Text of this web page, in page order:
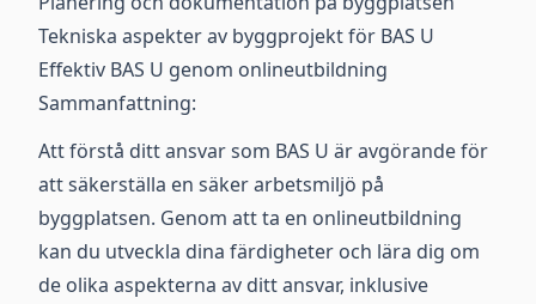
Tekniska aspekter av byggprojekt för BAS U
Effektiv BAS U genom onlineutbildning
Sammanfattning:
Att förstå ditt ansvar som BAS U är avgörande för
att säkerställa en säker arbetsmiljö på
byggplatsen. Genom att ta en onlineutbildning
kan du utveckla dina färdigheter och lära dig om
de olika aspekterna av ditt ansvar, inklusive